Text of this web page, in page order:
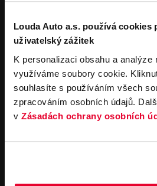
Louda Auto a.s. používá cookies
uživatelský zážitek
K personalizaci obsahu a analýze
využíváme soubory cookie.
souhlasíte s používáním všech
zpracováním osobních údajů.
v Zásadách ochrany osobních
Pronájem
Carsharing
Autopůjčovna
Operativní leasing
Servisní služby
Servis